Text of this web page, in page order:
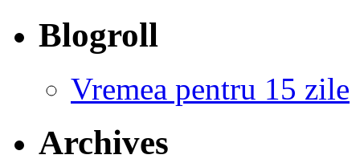
Blogroll
Vremea pentru 15 zile
Archives